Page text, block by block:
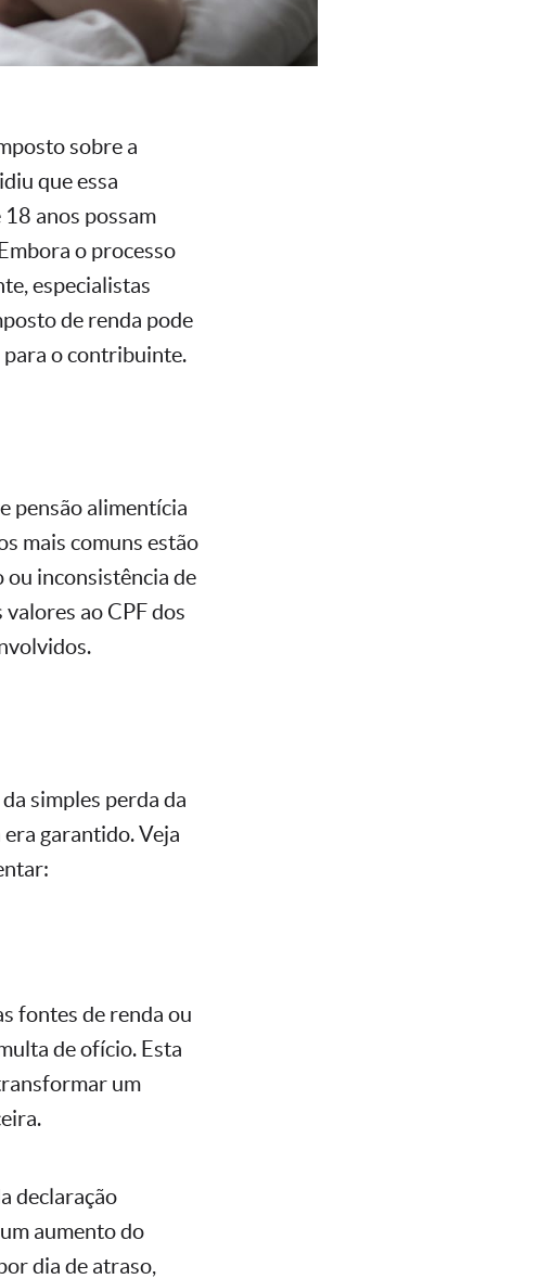
sobre a
que essa
anos possam
o processo
especialistas
de renda pode
para o contribuinte.
pensão alimentícia
mais comuns estão
inconsistência de
ao CPF dos
simples perda da
garantido. Veja
fontes de renda ou
de ofício. Esta
um
declaração
aumento do
dia de atraso,